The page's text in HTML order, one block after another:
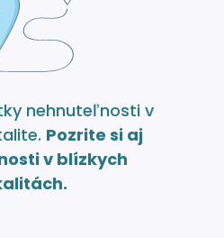
nehnuteľnosti v
Pozrite si aj
v blízkych